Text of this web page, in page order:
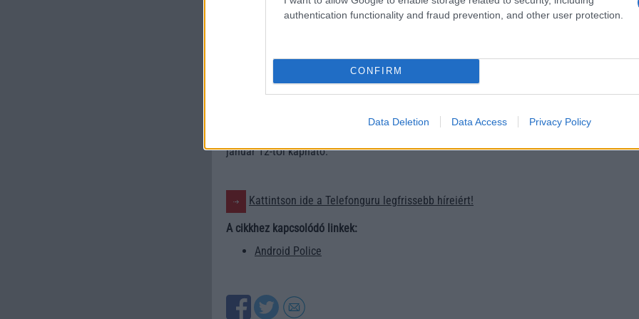
authentication functionality and fraud prevention, and other user protection.
CONFIRM
Data Deletion Data Access Privacy Policy
A Samsung a szokásos módon csak a fekete verzió megjelenését tervezi az
ellenére 200 dolláros áron – ami az előző, 250 dolláros A13-at tekintve igen
január 12-től kapható.
Kattintson ide a Telefonguru legfrissebb híreiért!
A cikkhez kapcsolódó linkek:
Android Police